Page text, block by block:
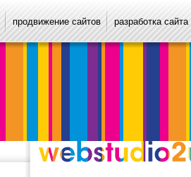
продвижение сайтов разработка сайта